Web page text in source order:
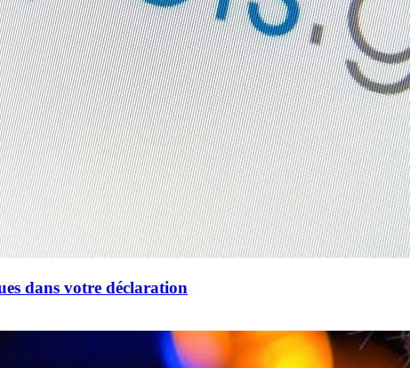
dans votre déclaration